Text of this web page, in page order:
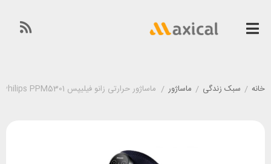
خانه / سبک زندگی / ماساژور / ماساژور حرارتی زانو فیلیپس Philips PPM5301